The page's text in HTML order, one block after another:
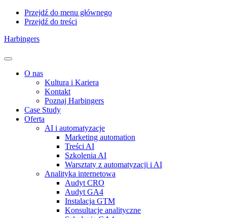
Przejdź do menu głównego
Przejdź do treści
Harbingers
Menu
O nas
Kultura i Kariera
Kontakt
Poznaj Harbingers
Case Study
Oferta
AI i automatyzacje
Marketing automation
Treści AI
Szkolenia AI
Warsztaty z automatyzacji i AI
Analityka internetowa
Audyt CRO
Audyt GA4
Instalacja GTM
Konsultacje analityczne